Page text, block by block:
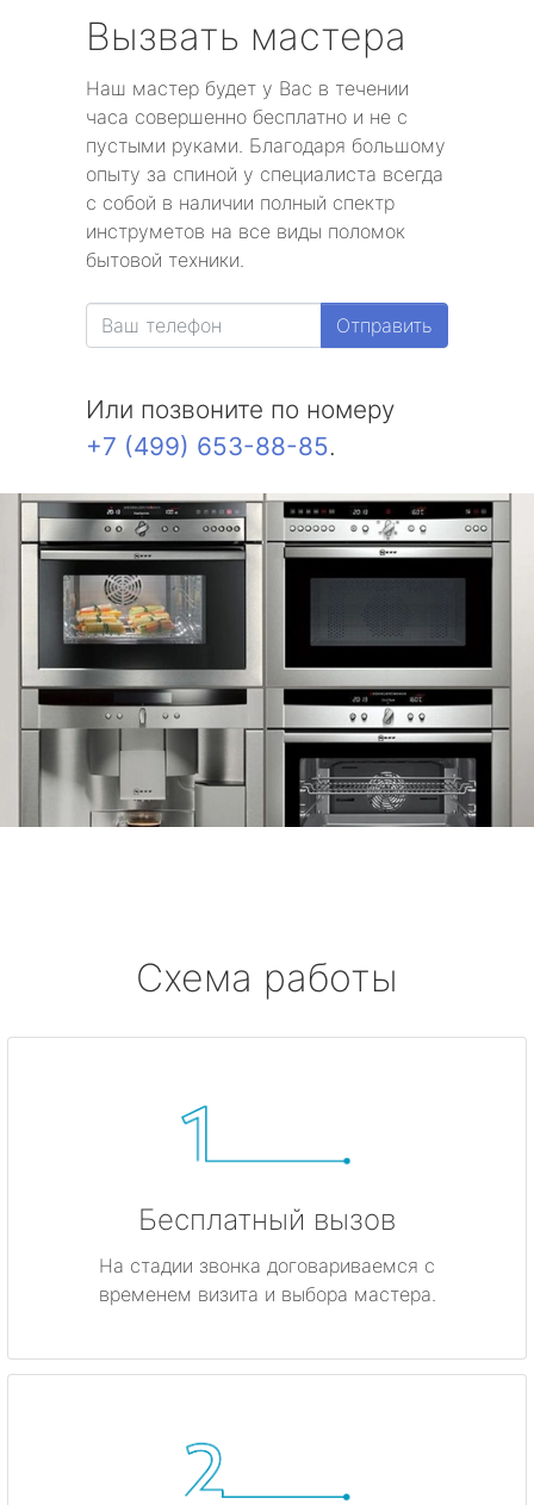
Вызвать мастера
Наш мастер будет у Вас в течении
часа совершенно бесплатно и не с
пустыми руками. Благодаря большому
опыту за спиной у специалиста всегда
с собой в наличии полный спектр
инструметов на все виды поломок
бытовой техники.
Отправить
Или позвоните по номеру
+7 (499) 653-88-85.
Схема работы
Бесплатный вызов
На стадии звонка договариваемся с
временем визита и выбора мастера.